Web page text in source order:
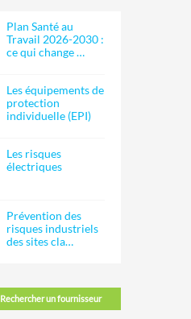
Plan Santé au
Travail 2026-2030 :
ce qui change …
Les équipements de
protection
individuelle (EPI)
Les risques
électriques
Prévention des
risques industriels
des sites cla…
Rechercher un fournisseur